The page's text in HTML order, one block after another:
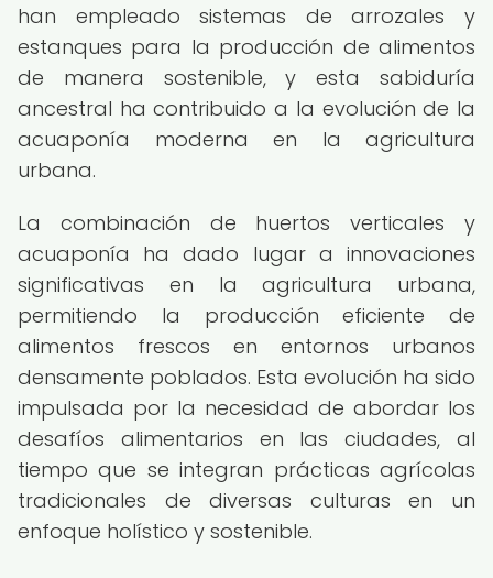
han empleado sistemas de arrozales y
estanques para la producción de alimentos
de manera sostenible, y esta sabiduría
ancestral ha contribuido a la evolución de la
acuaponía moderna en la agricultura
urbana.
La combinación de huertos verticales y
acuaponía ha dado lugar a innovaciones
significativas en la agricultura urbana,
permitiendo la producción eficiente de
alimentos frescos en entornos urbanos
densamente poblados. Esta evolución ha sido
impulsada por la necesidad de abordar los
desafíos alimentarios en las ciudades, al
tiempo que se integran prácticas agrícolas
tradicionales de diversas culturas en un
enfoque holístico y sostenible.